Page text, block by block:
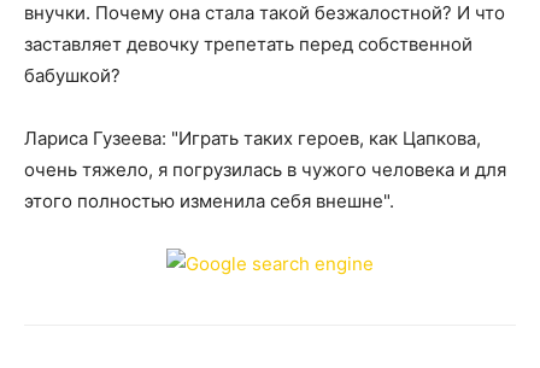
внучки. Почему она стала такой безжалостной? И что
заставляет девочку трепетать перед собственной
бабушкой?
Лариса Гузеева: "Играть таких героев, как Цапкова,
очень тяжело, я погрузилась в чужого человека и для
этого полностью изменила себя внешне".